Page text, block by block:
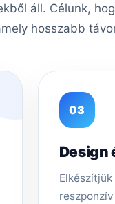
áll. Célunk,
hosszabb
03
Design